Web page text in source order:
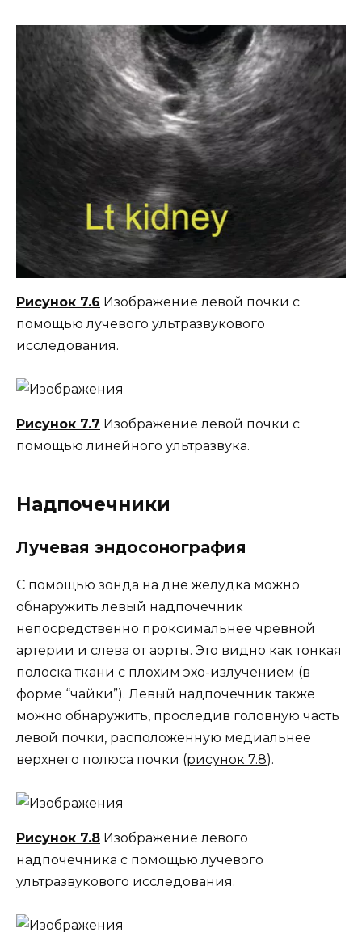
Рисунок 7.6 Изображение левой почки с
помощью лучевого ультразвукового
исследования.
Рисунок 7.7 Изображение левой почки с
помощью линейного ультразвука.
Надпочечники
Лучевая эндосонография
С помощью зонда на дне желудка можно
обнаружить левый надпочечник
непосредственно проксимальнее чревной
артерии и слева от аорты. Это видно как тонкая
полоска ткани с плохим эхо-излучением (в
форме “чайки”). Левый надпочечник также
можно обнаружить, проследив головную часть
левой почки, расположенную медиальнее
верхнего полюса почки (рисунок 7.8).
Рисунок 7.8 Изображение левого
надпочечника с помощью лучевого
ультразвукового исследования.